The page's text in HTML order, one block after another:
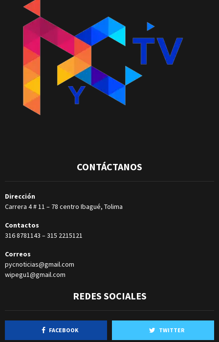
CONTÁCTANOS
Dirección
Carrera 4 # 11 – 78 centro Ibagué, Tolima
Contactos
316 8781143 –315 2215121
Correos
pycnoticias@gmail.com
wipegu1@gmail.com
REDES SOCIALES
FACEBOOK TWITTER